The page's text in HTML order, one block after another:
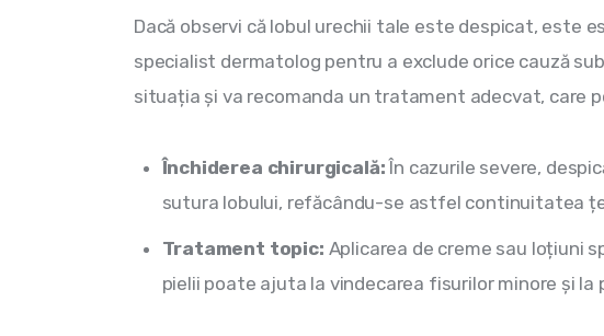
Dacă observi că lobul urechii tale este despicat, este
specialist dermatolog pentru a exclude orice cauză
situația și va recomanda un tratament adecvat, care
Închiderea chirurgicală:În cazurile severe,
sutura lobului, refăcându-se astfel continuitatea
Tratament topic: Aplicarea de creme sau loțiuni
pielii poate ajuta la vindecarea fisurilor minore și la